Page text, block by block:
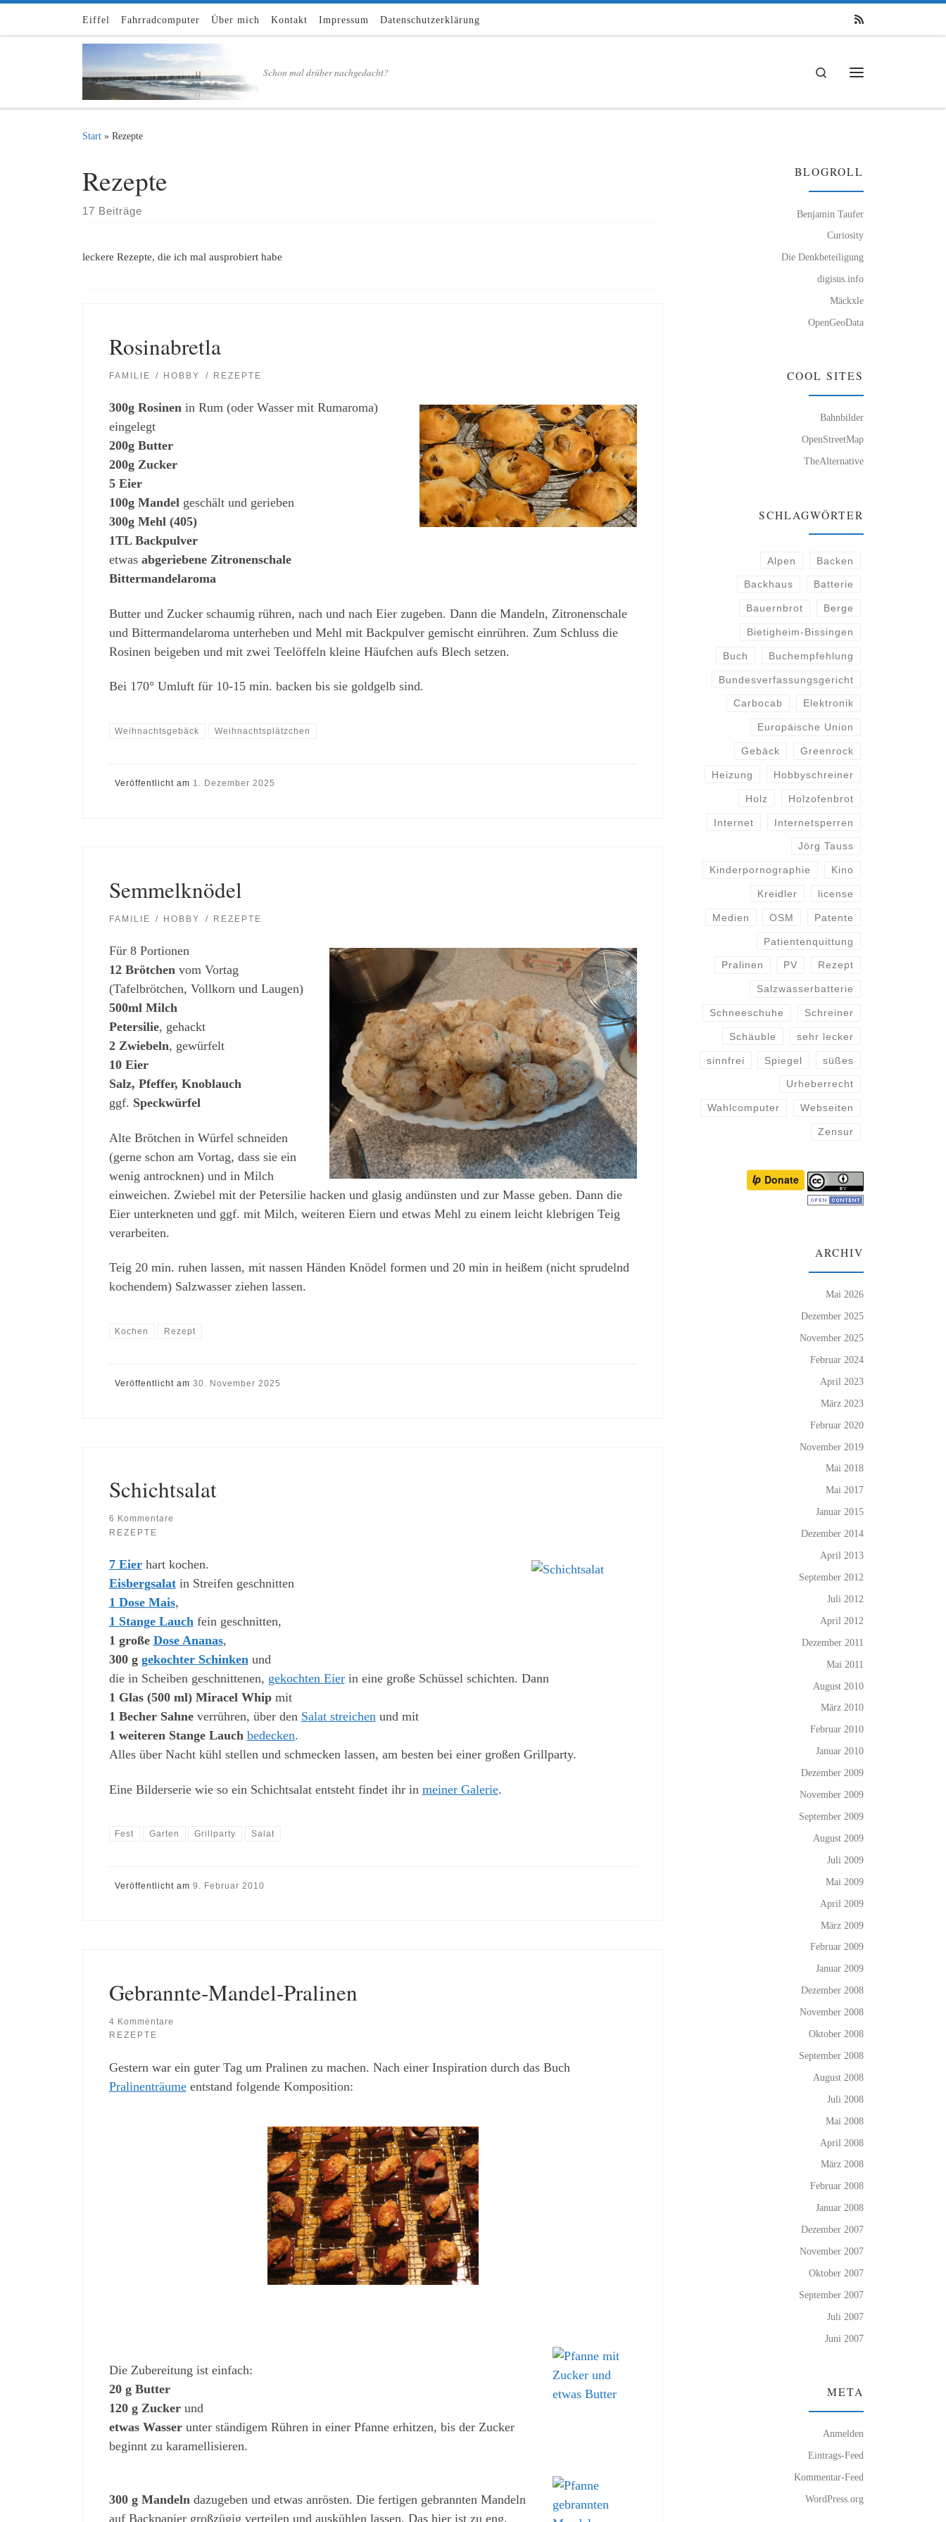
Zum Inhalt springen
Eiffel Fahrradcomputer Über mich Kontakt Impressum Datenschutzerklärung
Schon mal drüber nachgedacht?
Search
Start » Rezepte
Rezepte
17 Beiträge
leckere Rezepte, die ich mal ausprobiert habe
Rosinabretla
FAMILIE HOBBY REZEPTE
300g Rosinen in Rum (oder Wasser mit Rumaroma)
eingelegt
200g Butter
200g Zucker
5 Eier
100g Mandelgeschält und gerieben
300g Mehl (405)
1TL Backpulver
etwasabgeriebene Zitronenschale
Bittermandelaroma
Butter und Zucker schaumig rühren, nach und nach Eier zugeben. Dann die Mandeln, Zitronenschale
und Bittermandelaroma unterheben und Mehl mit Backpulver gemischt einrühren. Zum Schluss die
Rosinen beigeben und mit zwei Teelöffeln kleine Häufchen aufs Blech setzen.
Bei 170° Umluft für 10-15 min. backen bis sie goldgelb sind.
Weihnachtsgebäck Weihnachtsplätzchen
Veröffentlicht am 1. Dezember 2025
Semmelknödel
FAMILIE HOBBY REZEPTE
Für 8 Portionen
12 Brötchen vom Vortag
(Tafelbrötchen, Vollkorn und Laugen)
500ml Milch
Petersilie, gehackt
2 Zwiebeln, gewürfelt
10 Eier
Salz, Pfeffer, Knoblauch
ggf. Speckwürfel
Alte Brötchen in Würfel schneiden
(gerne schon am Vortag, dass sie ein
wenig antrocknen) und in Milch
einweichen. Zwiebel mit der Petersilie hacken und glasig andünsten und zur Masse geben. Dann die
Eier unterkneten und ggf. mit Milch, weiteren Eiern und etwas Mehl zu einem leicht klebrigen Teig
verarbeiten.
Teig 20 min. ruhen lassen, mit nassen Händen Knödel formen und 20 min in heißem (nicht sprudelnd
kochendem) Salzwasser ziehen lassen.
Kochen Rezept
Veröffentlicht am 30. November 2025
Schichtsalat
6 Kommentare
REZEPTE
7 Eierhart kochen.
Eisbergsalatin Streifen geschnitten
1 Dose Mais,
1 Stange Lauchfein geschnitten,
1 große Dose Ananas,
300 g gekochter Schinkenund
die in Scheiben geschnittenen, gekochten Eierin eine große Schüssel schichten. Dann
1 Glas (500 ml) Miracel Whipmit
1 Becher Sahneverrühren, über den Salat streichenund mit
1 weiteren Stange Lauch bedecken.
Alles über Nacht kühl stellen und schmecken lassen, am besten bei einer großen Grillparty.
Eine Bilderserie wie so ein Schichtsalat entsteht findet ihr in meiner Galerie.
Fest Garten Grillparty Salat
Veröffentlicht am 9. Februar 2010
Gebrannte-Mandel-Pralinen
4 Kommentare
REZEPTE
Gestern war ein guter Tag um Pralinen zu machen. Nach einer Inspiration durch das Buch
Pralinenträumeentstand folgende Komposition:
Die Zubereitung ist einfach:
20 g Butter
120 g Zuckerund
etwas Wasserunter ständigem Rühren in einer Pfanne erhitzen, bis der Zucker
beginnt zu karamellisieren.
300 g Mandelndazugeben und etwas anrösten. Die fertigen gebrannten Mandeln
auf Backpapier großzügig verteilen und auskühlen lassen. Das hier ist zu eng,
BLOGROLL
Benjamin Taufer
Curiosity
Die Denkbeteiligung
digisus.info
Mäckxle
OpenGeoData
COOL SITES
Bahnbilder
OpenStreetMap
TheAlternative
SCHLAGWÖRTER
Alpen Backen
Backhaus Batterie
Bauernbrot Berge
Bietigheim-Bissingen
Buch Buchempfehlung
Bundesverfassungsgericht
Carbocab Elektronik
Europäische Union
Gebäck Greenrock
Heizung Hobbyschreiner
Holz Holzofenbrot
Internet Internetsperren
Jörg Tauss
Kinderpornographie Kino
Kreidler license
Medien OSM Patente
Patientenquittung
Pralinen PV Rezept
Salzwasserbatterie
Schneeschuhe Schreiner
Schäuble sehr lecker
sinnfrei Spiegel süßes
Urheberrecht
Wahlcomputer Webseiten
Zensur
ARCHIV
Mai 2026
Dezember 2025
November 2025
Februar 2024
April 2023
März 2023
Februar 2020
November 2019
Mai 2018
Mai 2017
Januar 2015
Dezember 2014
April 2013
September 2012
Juli 2012
April 2012
Dezember 2011
Mai 2011
August 2010
März 2010
Februar 2010
Januar 2010
Dezember 2009
November 2009
September 2009
August 2009
Juli 2009
Mai 2009
April 2009
März 2009
Februar 2009
Januar 2009
Dezember 2008
November 2008
Oktober 2008
September 2008
August 2008
Juli 2008
Mai 2008
April 2008
März 2008
Februar 2008
Januar 2008
Dezember 2007
November 2007
Oktober 2007
September 2007
Juli 2007
Juni 2007
META
Anmelden
Eintrags-Feed
Kommentar-Feed
WordPress.org